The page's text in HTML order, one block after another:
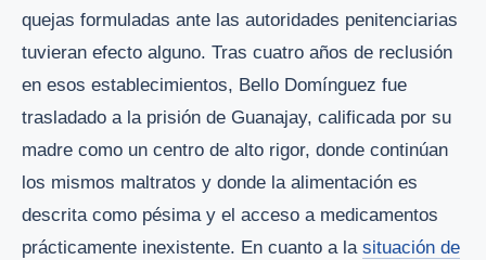
quejas formuladas ante las autoridades penitenciarias
tuvieran efecto alguno. Tras cuatro años de reclusión
en esos establecimientos, Bello Domínguez fue
trasladado a la prisión de Guanajay, calificada por su
madre como un centro de alto rigor, donde continúan
los mismos maltratos y donde la alimentación es
descrita como pésima y el acceso a medicamentos
prácticamente inexistente. En cuanto a la situación de